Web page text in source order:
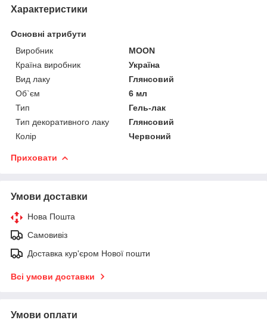
Характеристики
Основні атрибути
Виробник
MOON
Країна виробник
Україна
Вид лаку
Глянсовий
Об`єм
6 мл
Тип
Гель-лак
Тип декоративного лаку
Глянсовий
Колір
Червоний
Приховати
Умови доставки
Нова Пошта
Самовивіз
Доставка кур'єром Нової пошти
Всі умови доставки
Умови оплати